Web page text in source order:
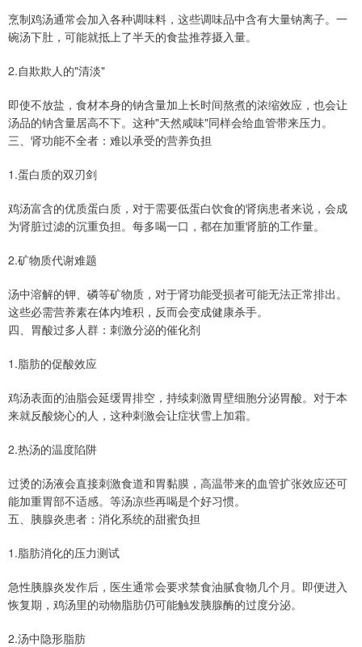
烹制鸡汤通常会加入各种调味料，这些调味品中含有大量钠离子。一
碗汤下肚，可能就抵上了半天的食盐推荐摄入量。
2.自欺欺人的"清淡"
即使不放盐，食材本身的钠含量加上长时间熬煮的浓缩效应，也会让
汤品的钠含量居高不下。这种"天然咸味"同样会给血管带来压力。
三、肾功能不全者：难以承受的营养负担
1.蛋白质的双刃剑
鸡汤富含的优质蛋白质，对于需要低蛋白饮食的肾病患者来说，会成
为肾脏过滤的沉重负担。每多喝一口，都在加重肾脏的工作量。
2.矿物质代谢难题
汤中溶解的钾、磷等矿物质，对于肾功能受损者可能无法正常排出。
这些必需营养素在体内堆积，反而会变成健康杀手。
四、胃酸过多人群：刺激分泌的催化剂
1.脂肪的促酸效应
鸡汤表面的油脂会延缓胃排空，持续刺激胃壁细胞分泌胃酸。对于本
来就反酸烧心的人，这种刺激会让症状雪上加霜。
2.热汤的温度陷阱
过烫的汤液会直接刺激食道和胃黏膜，高温带来的血管扩张效应还可
能加重胃部不适感。等汤凉些再喝是个好习惯。
五、胰腺炎患者：消化系统的甜蜜负担
1.脂肪消化的压力测试
急性胰腺炎发作后，医生通常会要求禁食油腻食物几个月。即便进入
恢复期，鸡汤里的动物脂肪仍可能触发胰腺酶的过度分泌。
2.汤中隐形脂肪